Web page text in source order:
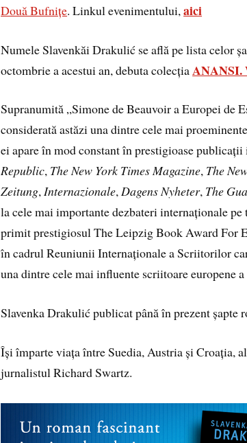
Două Bufnițe. Linkul evenimentului,aici
Numele Slavenkăi Drakulić se află pe lista celor
octombrie a acestui an, debuta colecțiaANANSI.
Supranumită „Simone de Beauvoir a Europei de
considerată astăzi una dintre cele mai
ei apare în mod constant în prestigioase
Republic, The New York Times Magazine, The
Zeitung,Internazionale,Dagens Nyheter, The
la cele mai importante dezbateri internaționale
primit prestigiosul The Leipzig Book Award For
în cadrul Reuniunii Internaționale a Scriitorilor
una dintre cele mai influente scriitoare europene
Slavenka Drakulić publicat până în prezent șapte
Își împarte viața între Suedia, Austria și Croația,
jurnalistul Richard Swartz.